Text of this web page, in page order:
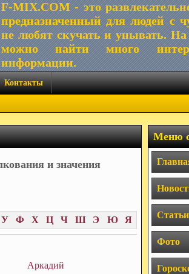
F-MIX.COM - это
предназначенный для людей с
не любят скучать и унывать.
можно найти много
информации.
Контакты
и значения
У Ф Х Ц Ч Ш Э Ю Я
Аркадий
Меню
Статьи
Фото